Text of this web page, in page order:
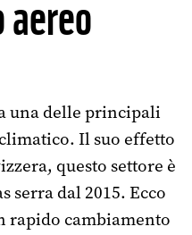
una delle principali
Il suo effetto
questo settore è
serra dal 2015. Ecco
rapido cambiamento